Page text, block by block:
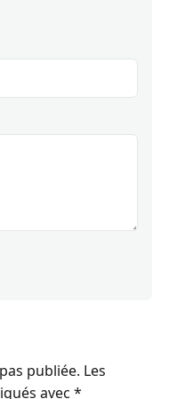
publiée. Les
avec *